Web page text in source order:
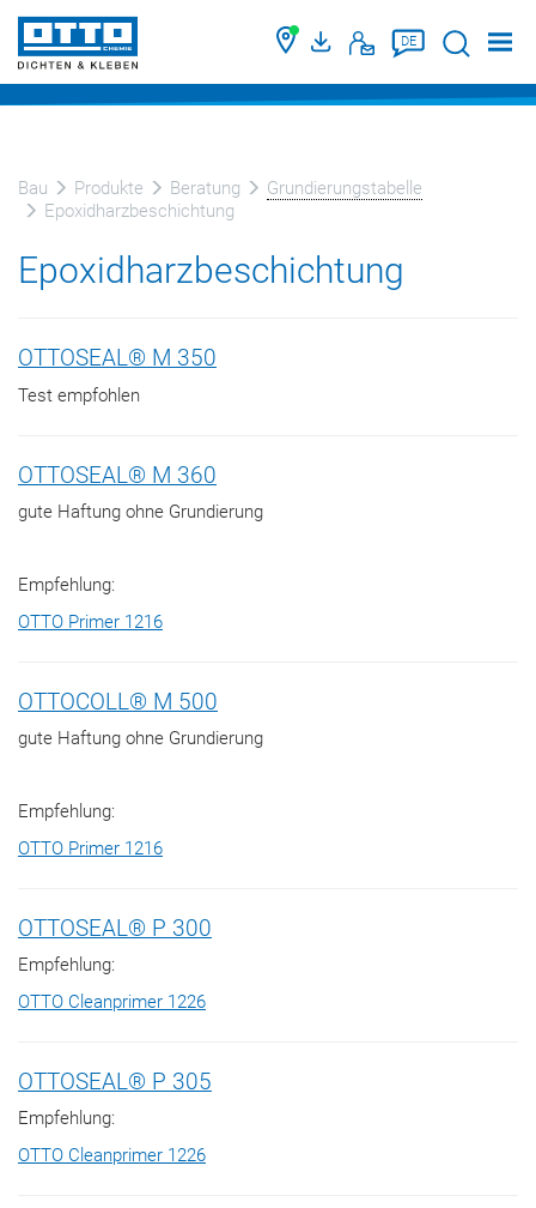
DE Suche
Bau Produkte Beratung
Grundierungstabelle
Epoxidharzbeschichtung
Epoxidharzbeschichtung
OTTOSEAL® M 350
Test empfohlen
OTTOSEAL® M 360
gute Haftung ohne Grundierung
Empfehlung:
OTTO Primer 1216
OTTOCOLL® M 500
gute Haftung ohne Grundierung
Empfehlung:
OTTO Primer 1216
OTTOSEAL® P 300
Empfehlung:
OTTO Cleanprimer 1226
OTTOSEAL® P 305
Empfehlung:
OTTO Cleanprimer 1226